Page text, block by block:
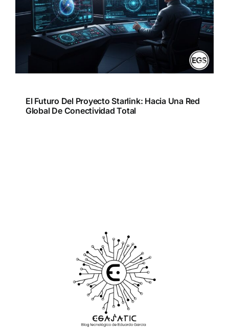
El Futuro Del Proyecto Starlink: Hacia Una Red
Global De Conectividad Total